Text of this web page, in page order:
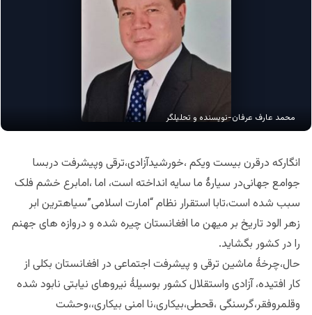
محمد عارف عرفان-نویسنده و تحلیلگر
انگارکه درقرن بیست ویکم ،خورشیدآزادی،ترقی وپیشرفت دربسا
جوامع جهانی‌در سیارهٔ ما سایه انداخته است، اما ،امابرع خشم فلک
سبب شده است،تابا استقرار نظام “امارت اسلامی”سیاهترین ابر
زهر الود تاریخ بر میهن ما افغانستان چیره شده و دروازه های جهنم
را در کشور بگشاید.
حال،چرخهٔ ماشین ترقی و پیشرفت اجتماعی در افغانستان بکلی از
کار افتیده، آزادی واستقلال کشور بوسیلهٔ نیروهای نیابتی نابود شده
وقلمروفقر،گرسنگی ،قحطی،بیکاری،نا امنی بیکاری،،وحشت